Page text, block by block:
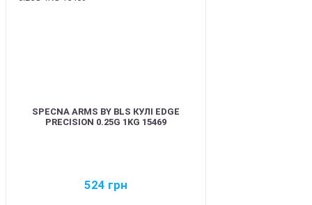
SPECNA ARMS BY BLS КУЛІ EDGE
PRECISION 0.25G 1KG 15469
524 грн